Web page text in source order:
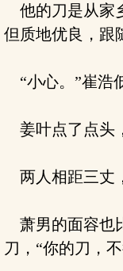
他的刀是从家
但质地优良，跟
“小心。”崔浩
姜叶点了点头
两人相距三丈
萧男的面容也
刀，“你的刀，